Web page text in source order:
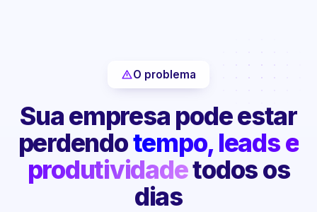
O problema
Sua empresa pode estar
perdendotempo, leads e
produtividadetodos os
dias